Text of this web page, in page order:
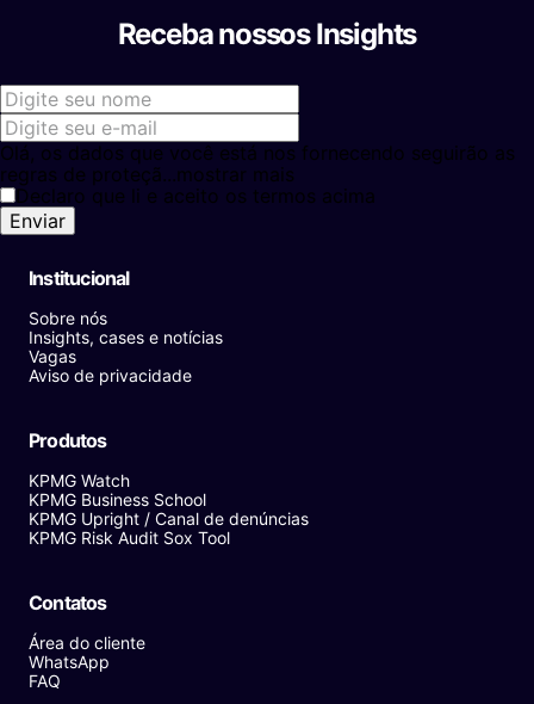
Receba nossos Insights
Olá, os dados que você está nos fornecendo seguirão as
regras de proteçã...mostrar mais
Declaro que li e aceito os termos acima
Enviar
Institucional
Sobre nós
Insights, cases e notícias
Vagas
Aviso de privacidade
Produtos
KPMG Watch
KPMG Business School
KPMG Upright / Canal de denúncias
KPMG Risk Audit Sox Tool
Contatos
Área do cliente
WhatsApp
FAQ